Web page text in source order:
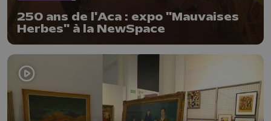
250 ans de l'Aca : expo "Mauvaises
Herbes" à la NewSpace